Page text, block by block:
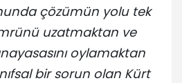
çözümün yolu tek
uzatmaktan ve
oylamaktan
bir sorun olan Kürt